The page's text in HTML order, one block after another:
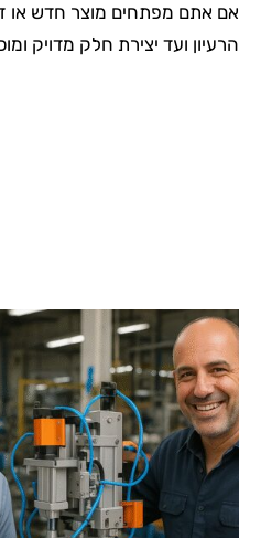
אם אתם מפתחים מוצר חדש או
הרעיון ועד יצירת חלק מדויק